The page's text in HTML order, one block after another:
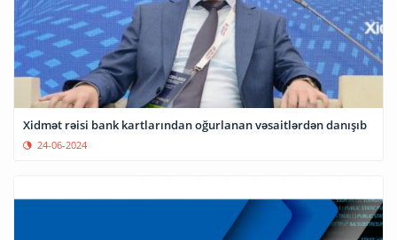
Xidmət rəisi bank kartlarından oğurlanan vəsaitlərdən danışıb
24-06-2024